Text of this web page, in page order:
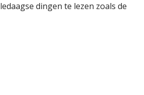
dingen te lezen zoals de